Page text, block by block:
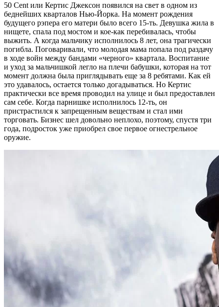
50 Cent или Кертис Джексон появился на свет в одном из
беднейших кварталов Нью-Йорка. На момент рождения
будущего рэпера его матери было всего 15-ть. Девушка жила в
нищете, спала под мостом и кое-как перебивалась, чтобы
выжить. А когда мальчику исполнилось 8 лет, она трагически
погибла. Поговаривали, что молодая мама попала под раздачу
в ходе войн между бандами «черного» квартала. Воспитание
и уход за мальчишкой легло на плечи бабушки, которая на тот
момент должна была приглядывать еще за 8 ребятами. Как ей
это удавалось, остается только догадываться. Но Кертис
практически все время проводил на улице и был предоставлен
сам себе. Когда парнишке исполнилось 12-ть, он
пристрастился к запрещенным веществам и стал ими
торговать. Бизнес шел довольно неплохо, поэтому, спустя три
года, подросток уже приобрел свое первое огнестрельное
оружие.